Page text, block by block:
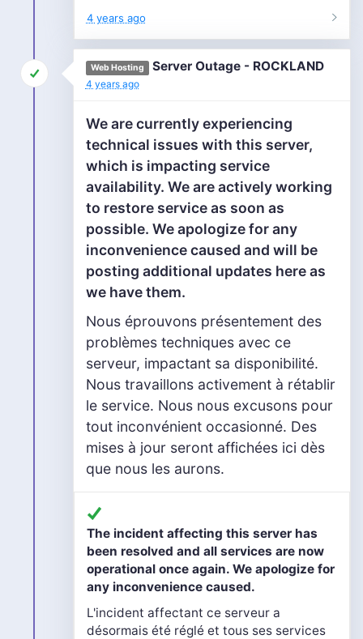
4 years ago
Web Hosting Server Outage - ROCKLAND
4 years ago
We are currently experiencing
technical issues with this server,
which is impacting service
availability. We are actively working
to restore service as soon as
possible. We apologize for any
inconvenience caused and will be
posting additional updates here as
we have them.
Nous éprouvons présentement des
problèmes techniques avec ce
serveur, impactant sa disponibilité.
Nous travaillons activement à rétablir
le service. Nous nous excusons pour
tout inconvénient occasionné. Des
mises à jour seront affichées ici dès
que nous les aurons.
The incident affecting this server has
been resolved and all services are now
operational once again. We apologize for
any inconvenience caused.
L'incident affectant ce serveur a
désormais été réglé et tous ses services